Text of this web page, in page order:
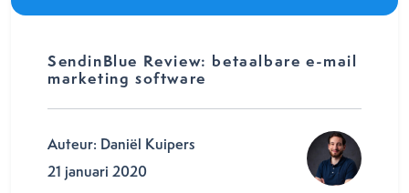
SendinBlue Review: betaalbare e-mail
marketing software
Auteur: Daniël Kuipers
21 januari 2020